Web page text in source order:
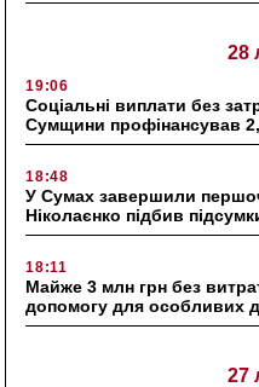
28
19:06
Соціальні виплати без
Сумщини профінансував
18:48
У Сумах завершили
Ніколаєнко підбив
18:11
Майже 3 млн грн без
допомогу для особливих
27